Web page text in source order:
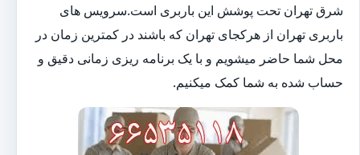
شرق تهران تحت پوشش این باربری است.سرویس های
باربری تهران از هرکجای تهران که باشند در کمترین زمان در
محل شما حاضر میشویم و با یک برنامه ریزی زمانی دقیق و
حساب شده به شما کمک میکنیم.